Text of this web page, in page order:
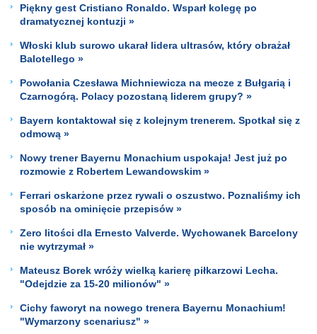
Piękny gest Cristiano Ronaldo. Wsparł kolegę po
dramatycznej kontuzji »
Włoski klub surowo ukarał lidera ultrasów, który obrażał
Balotellego »
Powołania Czesława Michniewicza na mecze z Bułgarią i
Czarnogórą. Polacy pozostaną liderem grupy? »
Bayern kontaktował się z kolejnym trenerem. Spotkał się z
odmową »
Nowy trener Bayernu Monachium uspokaja! Jest już po
rozmowie z Robertem Lewandowskim »
Ferrari oskarżone przez rywali o oszustwo. Poznaliśmy ich
sposób na ominięcie przepisów »
Zero litości dla Ernesto Valverde. Wychowanek Barcelony
nie wytrzymał »
Mateusz Borek wróży wielką karierę piłkarzowi Lecha.
"Odejdzie za 15-20 milionów" »
Cichy faworyt na nowego trenera Bayernu Monachium!
"Wymarzony scenariusz" »